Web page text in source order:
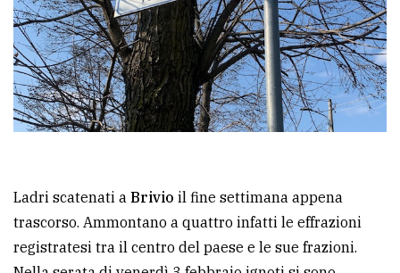
Ricerca
avanzata
LE
ALTRE
Ladri scatenati a Brivio il fine settimana appena
trascorso. Ammontano a quattro infatti le effrazioni
registratesi tra il centro del paese e le sue frazioni.